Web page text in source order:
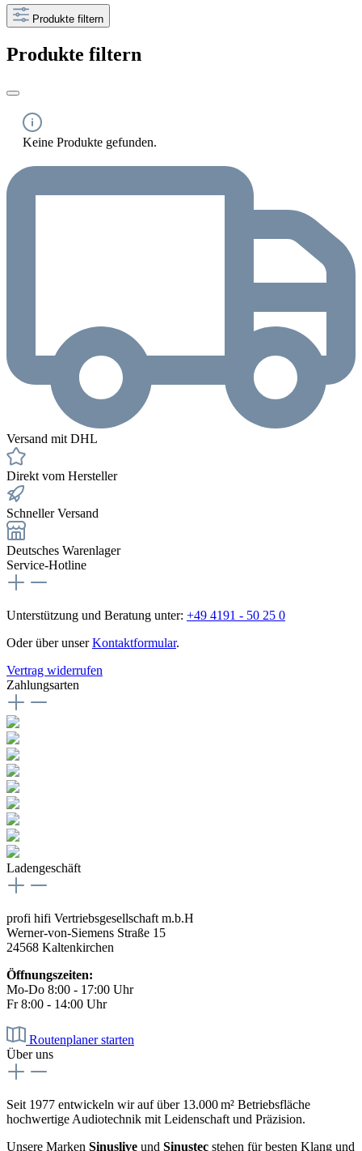
Produkte filtern
Produkte filtern
Keine Produkte gefunden.
Versand mit DHL
Direkt vom Hersteller
Schneller Versand
Deutsches Warenlager
Service-Hotline
Unterstützung und Beratung unter: +49 4191 - 50 25 0
Oder über unserKontaktformular.
Vertrag widerrufen
Zahlungsarten
Ladengeschäft
profi hifi Vertriebsgesellschaft m.b.H
Werner-von-Siemens Straße 15
24568 Kaltenkirchen
Öffnungszeiten:
Mo-Do 8:00 - 17:00 Uhr
Fr 8:00 - 14:00 Uhr
Routenplaner starten
Über uns
Seit 1977 entwickeln wir auf über 13.000 m² Betriebsfläche
hochwertige Audiotechnik mit Leidenschaft und Präzision.
Unsere Marken Sinuslive und Sinustec stehen für besten Klang und